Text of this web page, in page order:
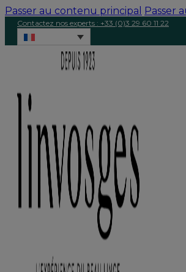
Passer au contenu principal Passer
Contactez nos experts : +33 (0)3 29 60 11 22